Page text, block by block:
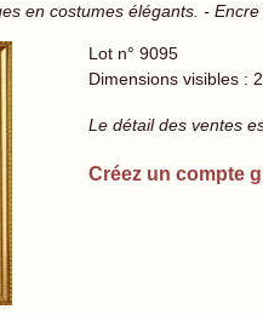
en costumes élégants. -
Lot n° 9095
Dimensions visibles :
Le détail des ventes
Créez un compte